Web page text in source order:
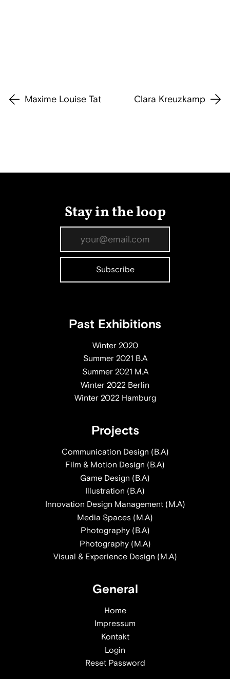
Maxime Louise Tat Clara Kreuzkamp
Stay in the loop
Past Exhibitions
Winter 2020
Summer 2021 B.A
Summer 2021 M.A
Winter 2022 Berlin
Winter 2022 Hamburg
Projects
Communication Design (B.A)
Film & Motion Design (B.A)
Game Design (B.A)
Illustration (B.A)
Innovation Design Management (M.A)
Media Spaces (M.A)
Photography (B.A)
Photography (M.A)
Visual & Experience Design (M.A)
General
Home
Impressum
Kontakt
Login
Reset Password